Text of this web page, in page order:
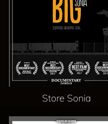
Store Sonia